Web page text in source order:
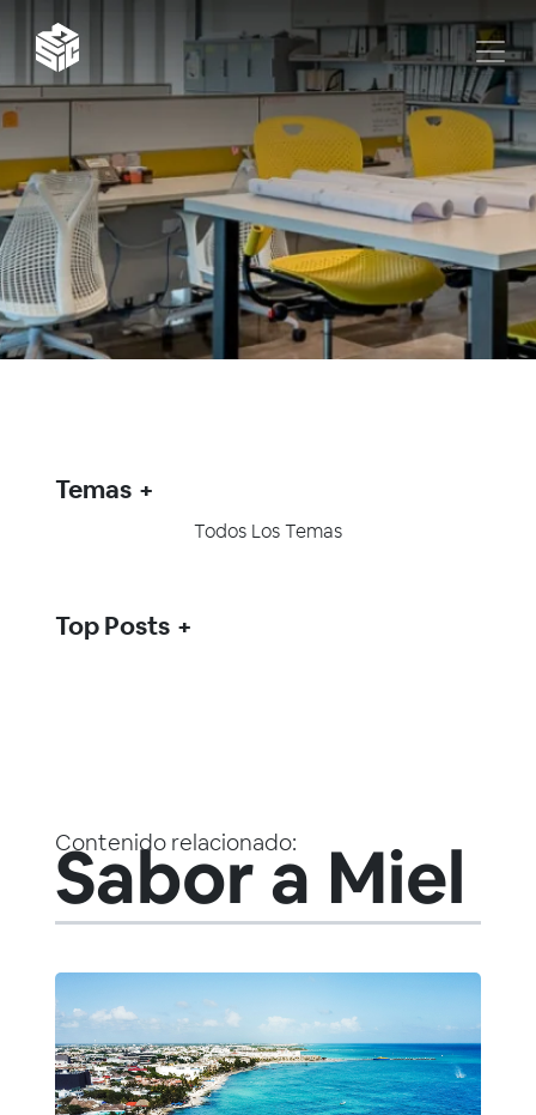
Contenido relacionado:
Sabor a Miel
Temas
Todos Los Temas
Top Posts